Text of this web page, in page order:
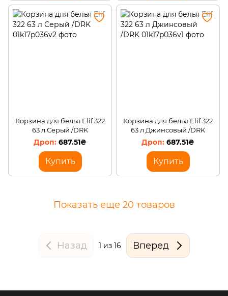
Корзина для белья Elif 322
63 л Серый /DRK
687.51₴
Купить
Корзина для белья Elif 322
63 л Джинсовый /DRK
687.51₴
Купить
Показать еще 20 товаров
Назад 1 из 16 Вперед